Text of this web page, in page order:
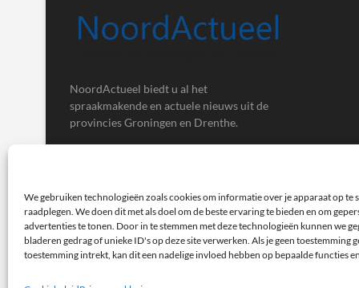
We gebruiken technologieën zoals cookies om informatie over je apparaat op te
raadplegen. We doen dit met als doel om de beste ervaring te bieden en om
advertenties te tonen. Door in te stemmen met deze technologieën kunnen we
bladeren gedrag of unieke ID's op deze site verwerken. Als je geen toestemming
toestemming intrekt, kan dit een nadelige invloed hebben op bepaalde functies
NoordActueel biedt u al het
spraakmakende en actuele nieuws uit de
provincies Groningen en Drenthe.
NoordActueel – Het laatste nieuws uit Groningen en